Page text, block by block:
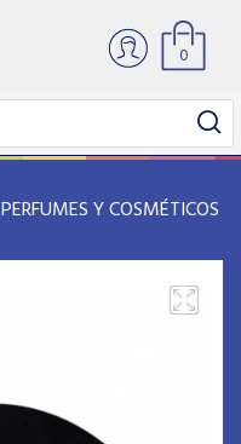
0
PERFUMES Y COSMÉTICOS